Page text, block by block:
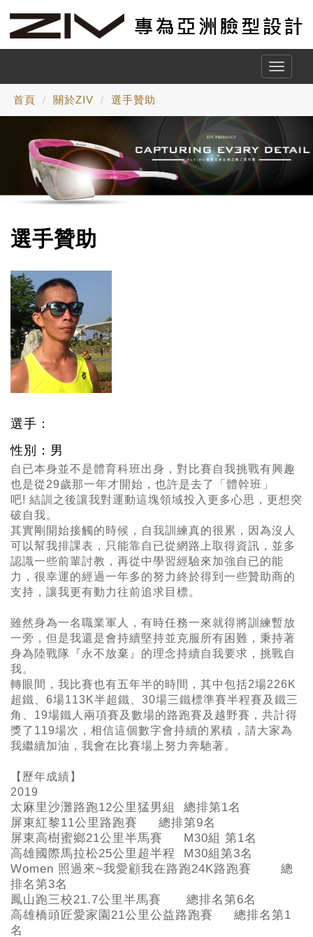
Toggle
首頁 關於ZIV 選手贊助
選手贊助
選手：
性別：男
自已本身並不是體育科班出身，對比賽自我挑戰有興趣
也是從29歲那一年才開始，也許是去了「體幹班」
吧! 結訓之後讓我對運動這塊領域投入更多心思，更想突
破自我。
其實剛開始接觸的時候，自我訓練真的很累，因為沒人
可以幫我排課表，只能靠自已從網路上取得資訊，並多
認識一些前輩討教，再從中學習經驗來加強自已的能
力，很幸運的經過一年多的努力終於得到一些贊助商的
支持，讓我更有動力往前追求目標。
雖然身為一名職業軍人，有時任務一來就得將訓練暫放
一旁，但是我還是會持續堅持並克服所有困難，秉持著
身為陸戰隊『永不放棄』的理念持續自我要求，挑戰自
我。
轉眼間，我比賽也有五年半的時間，其中包括2場226K
超鐵、 6場113K半超鐵、 30場三鐵標準賽半程賽及鐵三
角、 19場鐵人兩項賽及數場的路跑賽及越野賽，共計得
獎了 119場次，相信這個數字會持續的累積，請大家為
我繼續加油，我會在比賽場上努力奔馳著。
【歷年成績】
2019
太麻里沙灘路跑12公里猛男組 總排第1名
屏東紅黎11公里路跑賽 總排第9名
屏東高樹蜜鄉21公里半馬賽 M30組 第1名
高雄國際馬拉松25公里超半程 M30組第3名
Women 照過來~我愛顧我在路跑24K路跑賽 總
排名第3名
鳳山跑三校21.7公里半馬賽 總排名第6名
高雄橋頭匠愛家園21公里公益路跑賽 總排名第1
名